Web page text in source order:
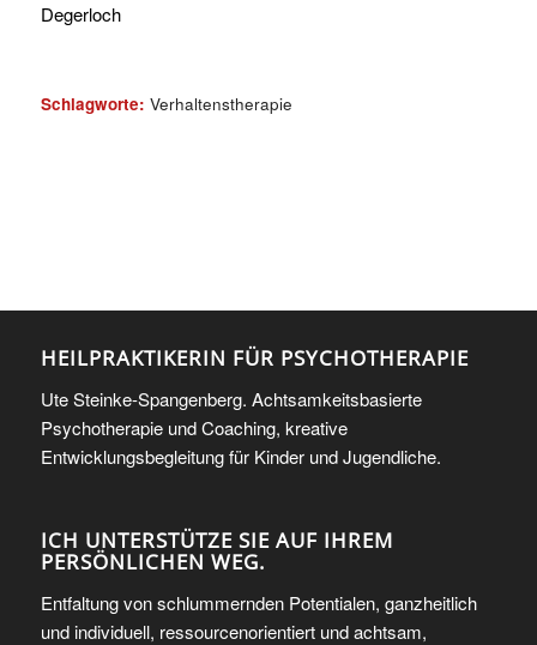
Degerloch
Schlagworte: Verhaltenstherapie
HEILPRAKTIKERIN FÜR PSYCHOTHERAPIE
Ute Steinke-Spangenberg. Achtsamkeitsbasierte
Psychotherapie und Coaching, kreative
Entwicklungsbegleitung für Kinder und Jugendliche.
ICH UNTERSTÜTZE SIE AUF IHREM
PERSÖNLICHEN WEG.
Entfaltung von schlummernden Potentialen, ganzheitlich
und individuell, ressourcenorientiert und achtsam,